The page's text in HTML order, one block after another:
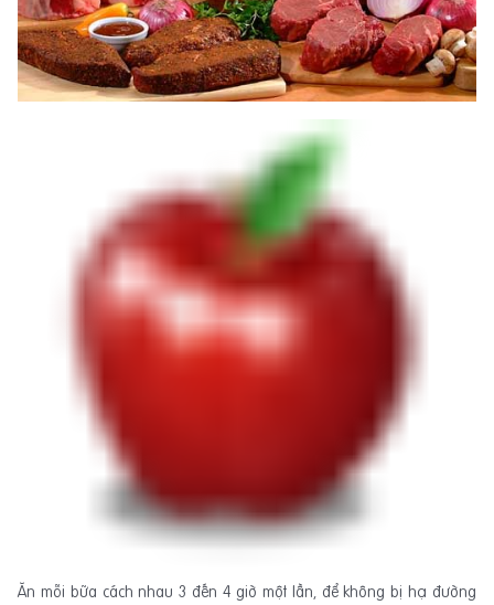
Ăn mỗi bữa cách nhau 3 đến 4 giờ một lần, để không bị hạ đường